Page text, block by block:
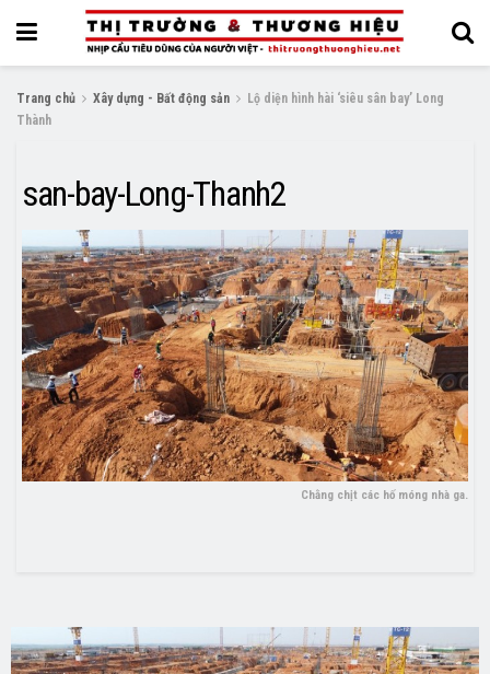
Trang chủ Xây dựng - Bất động sản
Lộ diện hình hài ‘siêu sân bay’ Long
Thành
san-bay-Long-Thanh2
Chằng chịt các hố móng nhà ga.